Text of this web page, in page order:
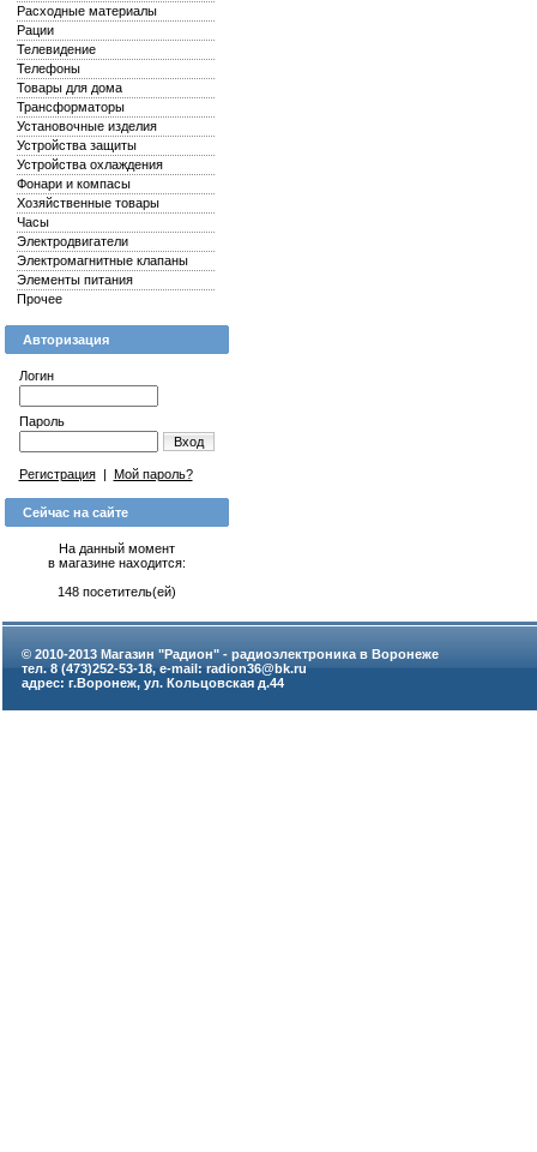
Расходные материалы
Рации
Телевидение
Телефоны
Товары для дома
Трансформаторы
Установочные изделия
Устройства защиты
Устройства охлаждения
Фонари и компасы
Хозяйственные товары
Часы
Электродвигатели
Электромагнитные клапаны
Элементы питания
Прочее
Авторизация
Логин
Пароль
Вход
Регистрация| Мой пароль?
Сейчас на сайте
На данный момент
в магазине находится:
148 посетитель(ей)
© 2010-2013 Магазин "Радион" - радиоэлектроника в Воронеже
тел. 8 (473)252-53-18, e-mail: radion36@bk.ru
адрес: г.Воронеж, ул. Кольцовская д.44